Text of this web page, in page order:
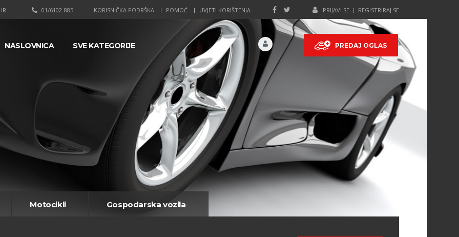
PRIJAVI SE REGISTRIRAJ SE
KORISNIČKA PODRŠKA POMOĆ UVJETI KORIŠTENJA
01/6102-885
PREDAJ OGLAS
NASLOVNICA SVE KATEGORIJE
Motocikli Gospodarska vozila